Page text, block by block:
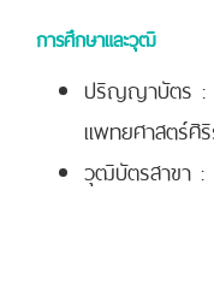
การศึกษาและวุฒิ
ปริญญาบัตร :
แพทยศาสตร์ศิ
วุฒิบัตรสาขา :